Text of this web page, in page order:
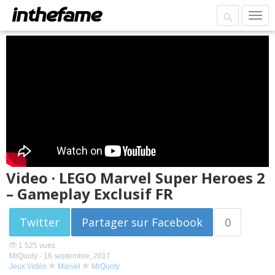
Video · LEGO Marvel Super Heroes 2
– Gameplay Exclusif FR
Twitter Partager sur Facebook 0
1 525 vues
MrQuoty - 16 septembre, 2017
Jeux Vidéo
Marvel MrQuoty